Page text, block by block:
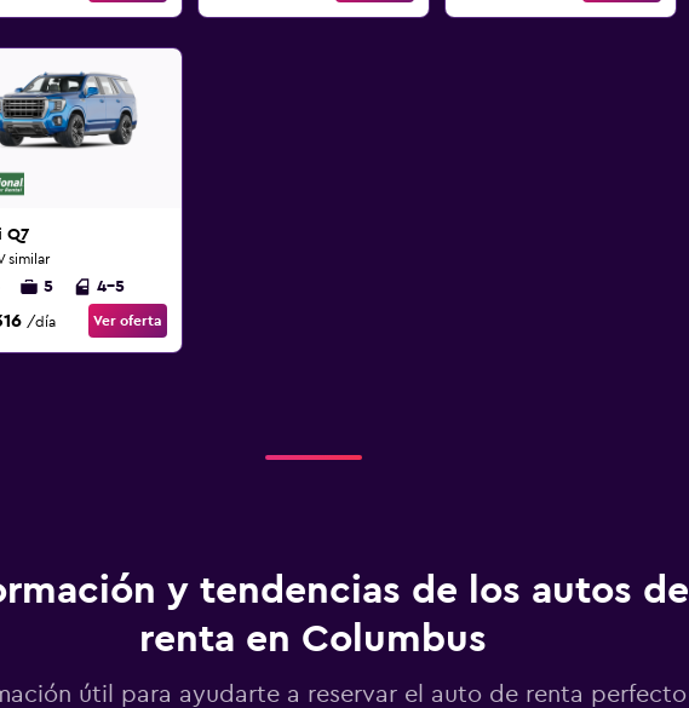
Q7
similar
5 4-5
/día Ver oferta
y tendencias de los autos de
renta en Columbus
útil para ayudarte a reservar el auto de renta perfecto